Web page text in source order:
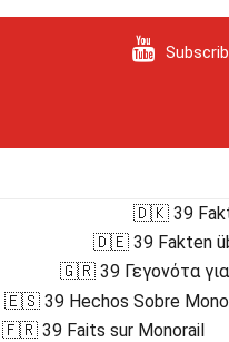
🇩🇰 39
🇩🇪 39 Fakten
🇬🇷 39 Γεγονότα
🇪🇸 39 Hechos Sobre
🇫🇷 39 Faits sur Monorail